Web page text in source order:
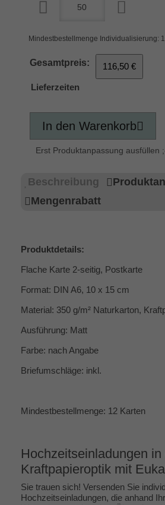
Mindestbestellmenge Individualisierung:
Gesamtpreis: 116,50 €
Lieferzeiten
In den Warenkorb
Erst Produktanpassung ausfüllen
Beschreibung
Mengenrabatt
Produktdetails:
Flache Karte 2-seitig, Postkarte
Format: DIN A6, 10 x 15 cm
Material: 350 g/m² Naturkarton,
Ausführung: Matt
Farbe: nach Angabe
Briefumschläge: inkl.
Mindestbestellmenge: 12 Karten
Hochzeitseinladungen in
Kraftpapieroptik mit
Sie trauen sich! Versenden Sie
Hochzeitseinladungen, die anhand